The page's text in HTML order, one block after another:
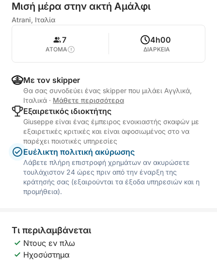
Μισή μέρα στην ακτή Αμάλφι
Atrani, Ιταλία
7
ΑΤΟΜΑ
4h00
ΔΙΑΡΚΕΙΑ
Με τον skipper
Θα σας συνοδεύει ένας skipper που μιλάει Αγγλικά,
Ιταλικά · Μάθετε περισσότερα
Εξαιρετικός ιδιοκτήτης
Giuseppe είναι ένας έμπειρος ενοικιαστής σκαφών με
εξαιρετικές κριτικές και είναι αφοσιωμένος στο να
παρέχει ποιοτικές υπηρεσίες
Ευέλικτη πολιτική ακύρωσης
Λάβετε πλήρη επιστροφή χρημάτων αν ακυρώσετε
τουλάχιστον 24 ώρες πριν από την έναρξη της
κράτησής σας (εξαιρούνται τα έξοδα υπηρεσιών και η
προμήθεια).
Τι περιλαμβάνεται
Ντους εν πλω
Ηχοσύστημα